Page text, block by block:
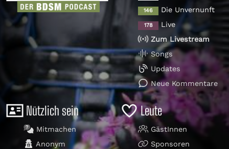
146 Die Unvernunft
178
Live
Zum Livestream
Songs
Updates
Neue Kommentare
Nützlich sein
Mitmachen
Anonym
Leute
GästInnen
Sponsoren